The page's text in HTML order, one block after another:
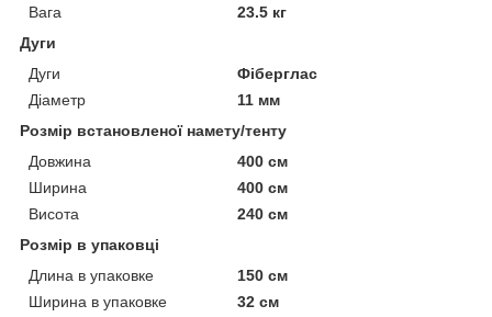
Вага
23.5 кг
Дуги
Дуги
Фіберглас
Діаметр
11 мм
Розмір встановленої намету/тенту
Довжина
400 см
Ширина
400 см
Висота
240 см
Розмір в упаковці
Длина в упаковке
150 см
Ширина в упаковке
32 см